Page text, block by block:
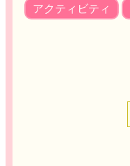
アクティビティ